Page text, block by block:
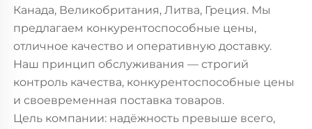
Канада, Великобритания, Литва, Греция. Мы
предлагаем конкурентоспособные цены,
отличное качество и оперативную доставку.
Наш принцип обслуживания — строгий
контроль качества, конкурентоспособные цены
и своевременная поставка товаров.
Цель компании: надёжность превыше всего,